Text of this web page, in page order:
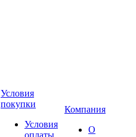
Условия
покупки
Условия
оплаты
Компания
О